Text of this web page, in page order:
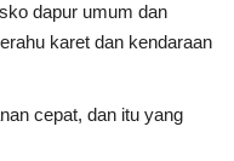
dapur umum dan
karet dan kendaraan
cepat, dan itu yang